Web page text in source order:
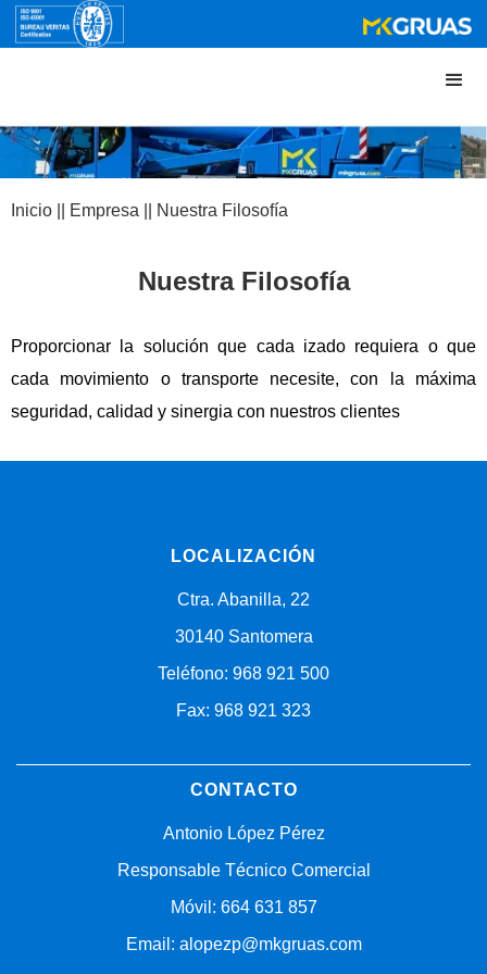
Inicio || Empresa || Nuestra Filosofía
Nuestra Filosofía
Proporcionar la solución que cada izado requiera o que
cada movimiento o transporte necesite, con la máxima
seguridad, calidad y sinergia con nuestros clientes
LOCALIZACIÓN
Ctra. Abanilla, 22
30140 Santomera
Teléfono: 968 921 500
Fax: 968 921 323
CONTACTO
Antonio López Pérez
Responsable Técnico Comercial
Móvil: 664 631 857
Email: alopezp@mkgruas.com